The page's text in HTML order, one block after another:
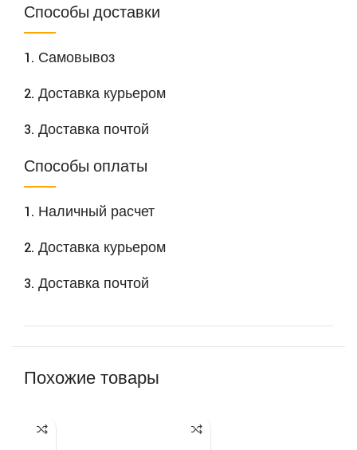
Способы доставки
1. Самовывоз
2. Доставка курьером
3. Доставка почтой
Способы оплаты
1. Наличный расчет
2. Доставка курьером
3. Доставка почтой
Похожие товары